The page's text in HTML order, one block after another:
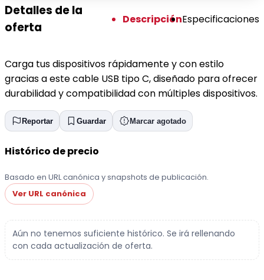
Detalles de la
oferta
DescripciónEspecificaciones
Carga tus dispositivos rápidamente y con estilo
gracias a este cable USB tipo C, diseñado para ofrecer
durabilidad y compatibilidad con múltiples dispositivos.
Reportar Guardar Marcar agotado
Histórico de precio
Basado en URL canónica y snapshots de publicación.
Ver URL canónica
Aún no tenemos suficiente histórico. Se irá rellenando
con cada actualización de oferta.